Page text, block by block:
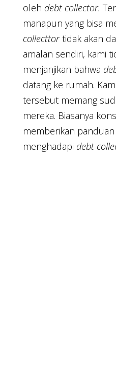
oleh debt collector.
manapun yang bisa
collecttortidak akan
amalan sendiri, kami
menjanjikan bahwa
datang ke rumah.
tersebut memang
mereka. Biasanya
memberikan
menghadapi debt